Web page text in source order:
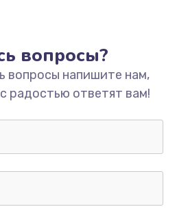
вопросы?
вопросы напишите нам,
радостью ответят вам!